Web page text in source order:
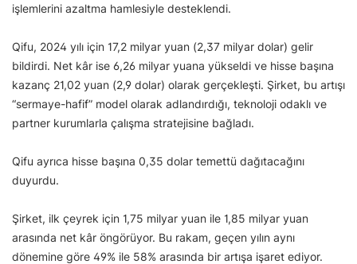
işlemlerini azaltma hamlesiyle desteklendi.
Qifu, 2024 yılı için 17,2 milyar yuan (2,37 milyar dolar) gelir
bildirdi. Net kâr ise 6,26 milyar yuana yükseldi ve hisse başına
kazanç 21,02 yuan (2,9 dolar) olarak gerçekleşti. Şirket, bu artışı
“sermaye-hafif” model olarak adlandırdığı, teknoloji odaklı ve
partner kurumlarla çalışma stratejisine bağladı.
Qifu ayrıca hisse başına 0,35 dolar temettü dağıtacağını
duyurdu.
Şirket, ilk çeyrek için 1,75 milyar yuan ile 1,85 milyar yuan
arasında net kâr öngörüyor. Bu rakam, geçen yılın aynı
dönemine göre 49% ile 58% arasında bir artışa işaret ediyor.